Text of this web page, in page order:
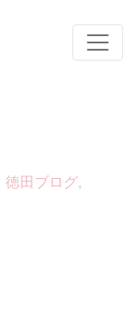
徳田ブログ,